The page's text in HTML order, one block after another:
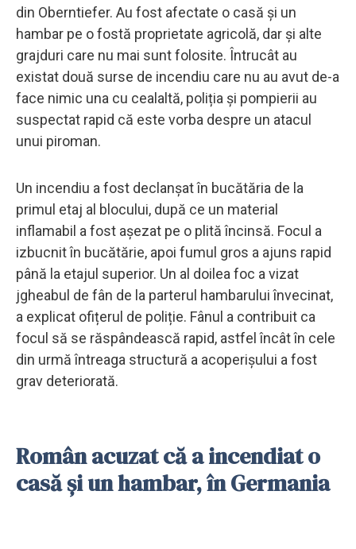
din Oberntiefer. Au fost afectate o casă și un
hambar pe o fostă proprietate agricolă, dar și alte
grajduri care nu mai sunt folosite. Întrucât au
existat două surse de incendiu care nu au avut de-a
face nimic una cu cealaltă, poliția și pompierii au
suspectat rapid că este vorba despre un atacul
unui piroman.
Un incendiu a fost declanșat în bucătăria de la
primul etaj al blocului, după ce un material
inflamabil a fost așezat pe o plită încinsă. Focul a
izbucnit în bucătărie, apoi fumul gros a ajuns rapid
până la etajul superior. Un al doilea foc a vizat
jgheabul de fân de la parterul hambarului învecinat,
a explicat ofițerul de poliție. Fânul a contribuit ca
focul să se răspândească rapid, astfel încât în ​​cele
din urmă întreaga structură a acoperișului a fost
grav deteriorată.
Român acuzat că a incendiat o
casă și un hambar, în Germania